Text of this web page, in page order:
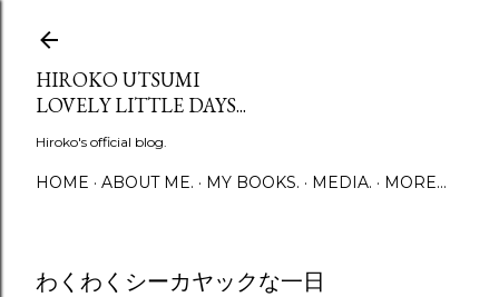
HIROKO UTSUMI
LOVELY LITTLE DAYS...
Hiroko's official blog.
HOME ABOUT ME. MY BOOKS. MEDIA. MORE…
わくわくシーカヤックな一日